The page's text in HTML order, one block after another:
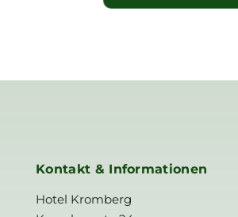
Kontakt & Informationen
Hotel Kromberg